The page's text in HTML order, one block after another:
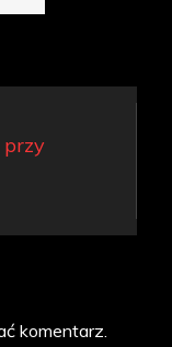
przy
komentarz.